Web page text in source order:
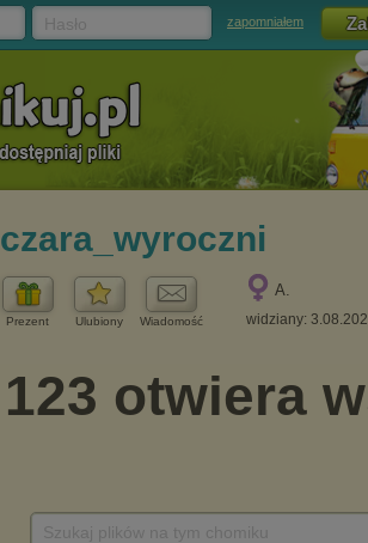
zapomniałem
czara_wyroczni
Prezent Ulubiony Wiadomość
A.
widziany: